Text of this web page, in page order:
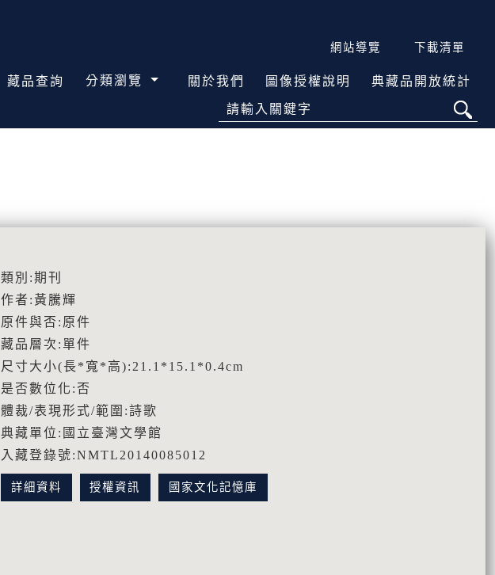
網站導覽 下載清單
藏品查詢 分類瀏覽 關於我們 圖像授權說明 典藏品開放統計
請輸入關鍵字
類別:期刊
作者:黃騰輝
原件與否:原件
藏品層次:單件
尺寸大小(長*寬*高):21.1*15.1*0.4cm
是否數位化:否
體裁/表現形式/範圍:詩歌
典藏單位:國立臺灣文學館
入藏登錄號:NMTL20140085012
詳細資料 授權資訊 國家文化記憶庫